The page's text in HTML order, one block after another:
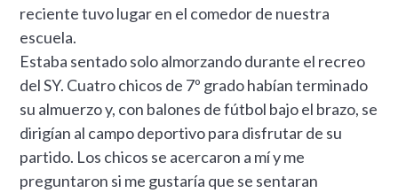
reciente tuvo lugar en el comedor de nuestra
escuela.
Estaba sentado solo almorzando durante el recreo
del SY. Cuatro chicos de 7º grado habían terminado
su almuerzo y, con balones de fútbol bajo el brazo, se
dirigían al campo deportivo para disfrutar de su
partido. Los chicos se acercaron a mí y me
preguntaron si me gustaría que se sentaran